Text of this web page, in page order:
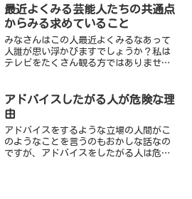
kindleと言う電子書籍で出版するこ...
最近よくみる芸能人たちの共通点
からみる求めていること
みなさんはこの人最近よくみるなあって
人誰が思い浮かびますでしょうか？私は
テレビをたくさん観る方ではありません
たり。このふたりはほんと最近観ない日
はないぐらいよくテレビに...
アドバイスしたがる人が危険な理
由
アドバイスをするような立場の人間がこ
のようなことを言うのもおかしな話なの
ですが、アドバイスをしたがる人は危険